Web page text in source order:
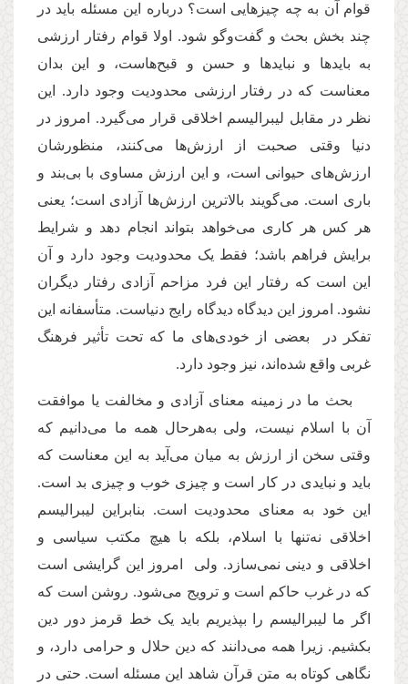
قوام آن به چه چیزهایی است؟ درباره این مسئله باید در
چند بخش بحث و گفت‌وگو شود. اولا قوام رفتار ارزشی
به بایدها و نبایدها و حسن و قبح‌هاست، و این بدان
معناست که در رفتار ارزشی محدودیت وجود دارد. این
نظر در مقابل لیبرالیسم اخلاقی قرار می‌گیرد. امروز در
دنیا وقتی صحبت از ارزش‌ها میکنند، منظورشان
ارزش‌های حیوانی است، و این ارزش مساوی با بی‌بند و
باری است. می‌گویند بالاترین ارزش‌ها آزادی است؛ یعنی
هر کس هر کاری می‌خواهد بتواند انجام دهد و شرایط
برایش فراهم باشد؛ فقط یک محدودیت وجود دارد و آن
این است که رفتار این فرد مزاحم آزادی رفتار دیگران
نشود. امروز این دیدگاه دیدگاه رایج دنیاست. متأسفانه این
تفکر در بعضی از خودی‌های ما که تحت تأثیر فرهنگ
غربی واقع شده‌اند، نیز وجود دارد.
بحث ما در زمینه معنای آزادی و مخالفت یا موافقت
آن با اسلام نیست، ولی بههر حال همه ما می‌دانیم که
وقتی سخن از ارزش به میان می‌آید به این معناست که
باید و نبایدی در کار است و چیزی خوب و چیزی بد است.
این خود به معنای محدودیت است. بنابراین لیبرالیسم
اخلاقی نه‌تنها با اسلام، بلکه با هیچ مکتب سیاسی و
اخلاقی و دینی نمی‌سازد. ولی امروز این گرایشی است
که در غرب حاکم است و ترویج می‌شود. روشن است که
اگر ما لیبرالیسم را بپذیریم باید یک خط قرمز دور دین
بکشیم. زیرا همه می‌دانند که دین حلال و حرامی دارد، و
نگاهی کوتاه به متن قرآن شاهد این مسئله است. حتی در